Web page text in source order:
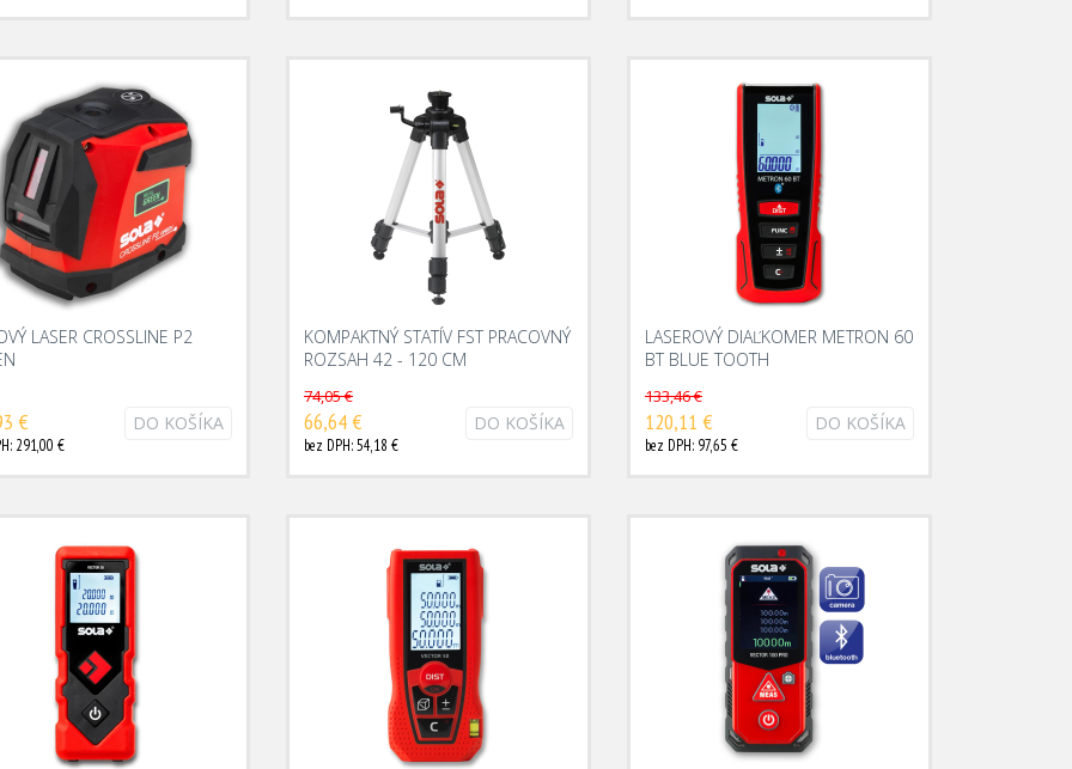
LASER CROSSLINE P2
€
291,00 €
DO KOŠÍKA
KOMPAKTNÝ STATÍV FST PRACOVNÝ
ROZSAH 42 - 120 CM
74,05 €
66,64 €
bez DPH: 54,18 €
DO KOŠÍKA
LASEROVÝ DIAĽKOMER METRON 60
BT BLUE TOOTH
133,46 €
120,11 €
bez DPH: 97,65 €
DO KOŠÍKA